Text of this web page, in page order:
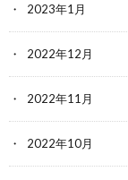
2023年1月
2022年12月
2022年11月
2022年10月